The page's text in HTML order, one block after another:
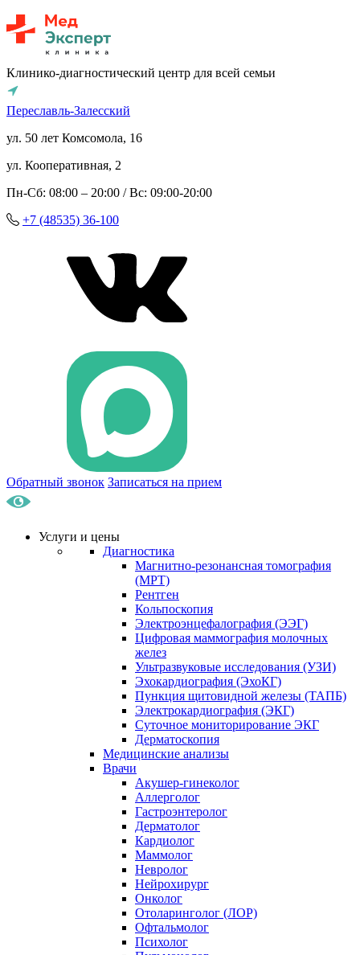
Клинико-диагностический центр для всей семьи
Переславль-Залесский
ул. 50 лет Комсомола, 16
ул. Кооперативная, 2
Пн-Сб: 08:00 – 20:00 / Вс: 09:00-20:00
+7 (48535) 36-100
Обратный звонок Записаться на прием
Услуги и цены
Диагностика
Магнитно-резонансная томография
(МРТ)
Рентген
Кольпоскопия
Электроэнцефалография (ЭЭГ)
Цифровая маммография молочных
желез
Ультразвуковые исследования (УЗИ)
Эхокардиография (ЭхоКГ)
Пункция щитовидной железы (ТАПБ)
Электрокардиография (ЭКГ)
Суточное мониторирование ЭКГ
Дерматоскопия
Медицинские анализы
Врачи
Акушер-гинеколог
Аллерголог
Гастроэнтеролог
Дерматолог
Кардиолог
Маммолог
Невролог
Нейрохирург
Онколог
Отоларинголог (ЛОР)
Офтальмолог
Психолог